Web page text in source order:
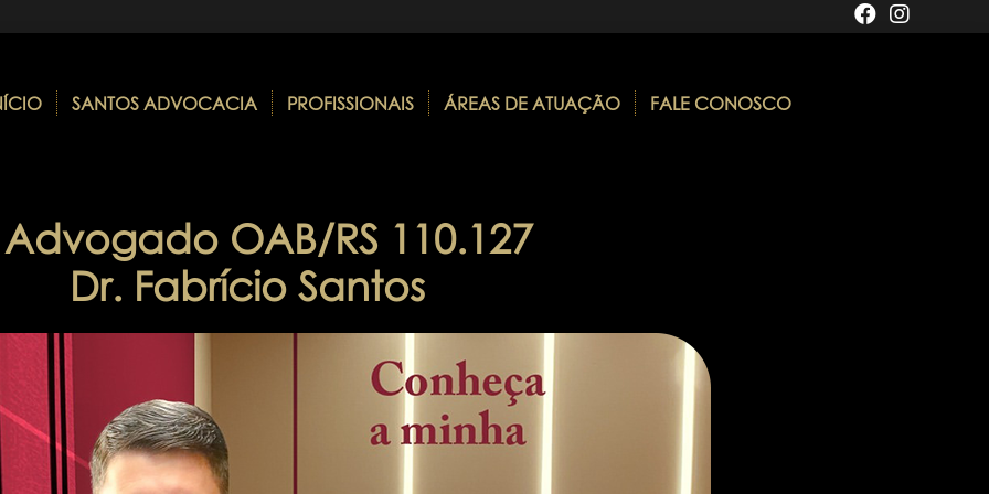
SANTOS ADVOCACIA PROFISSIONAIS ÁREAS DE ATUAÇÃO FALE CONOSCO
Advogado OAB/RS 110.127
Dr. Fabrício Santos